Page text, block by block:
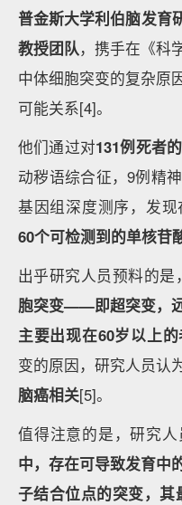
普金斯大学利伯脑发育
教授团队，携手在《科
中体细胞突变的复杂原
可能关系[4]。
他们通过对131例死者
动秽语综合征，9例精
基因组深度测序，发现
60个可检测到的单核苷
出乎研究人员预料的是，
胞突变——即超突变，
主要出现在60岁以上
变的原因，研究人员认
脑癌相关[5]。
值得注意的是，研究人
中， 存在可导致发育中
子结合位点的突变，其